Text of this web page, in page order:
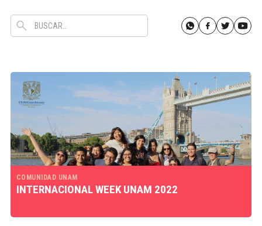
COMUNIDAD UNAM
INTERNACIONAL WEEK UNAM 2022